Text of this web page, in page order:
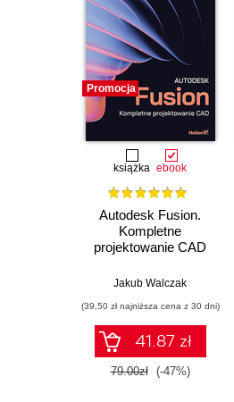
Promocja
książka ebook
Autodesk Fusion.
Kompletne
projektowanie CAD
Jakub Walczak
(39,50 zł najniższa cena z 30 dni)
41.87 zł
79.00zł (-47%)